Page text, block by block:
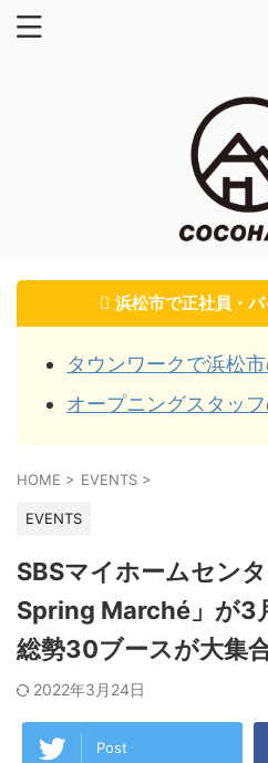
浜松市で正社員・
タウンワークで浜松
オープニングスタッ
HOME > EVENTS >
EVENTS
SBSマイホームセン
Spring Marché」が3
総勢30ブースが大集合
2022年3月24日
Post